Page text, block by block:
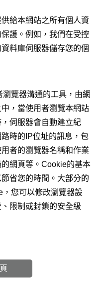
給本網站之所有個人資
護。例如，我們在受控
料庫伺服器儲存您的個
覽器溝通的工具，由網
，當使用者瀏覽本網站
伺服器會自動建立紀
時的IP位址的訊息，包
者的瀏覽器名稱和作業
網頁等。Cookie的基本
省您的時間。大部分的
您可以修改瀏覽器設
限制或封鎖的安全級